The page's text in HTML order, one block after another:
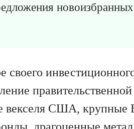
своего
векселя США, крупные
драгоценные